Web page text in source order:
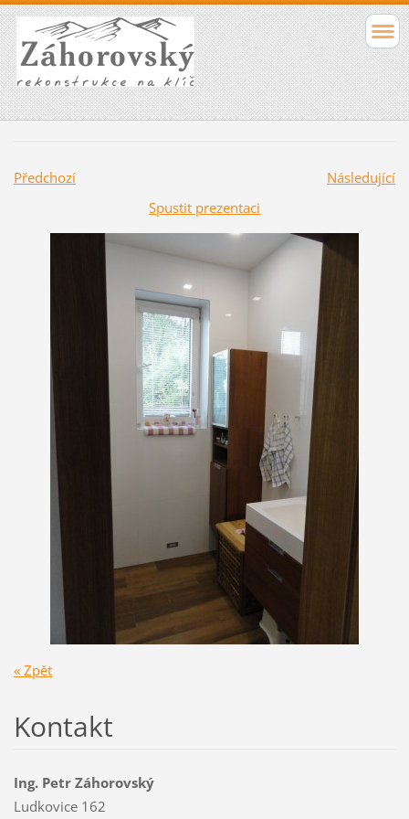
Předchozí
Následující
Spustit prezentaci
« Zpět
Kontakt
Ing. Petr Záhorovský
Ludkovice 162